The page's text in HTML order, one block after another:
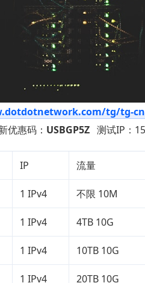
tg/tg-
优惠码： USBGP5Z 测试IP：
IP 流量
1 IPv4 不限 10M
1 IPv4 4TB 10G
1 IPv4 10TB 10G
1 IPv4 20TB 10G